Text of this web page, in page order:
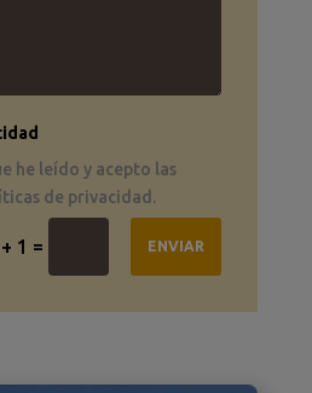
he leído y acepto las
de privacidad.
1 = ENVIAR